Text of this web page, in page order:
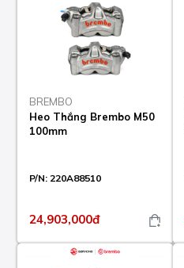
BREMBO
Heo Thắng Brembo M50
100mm
P/N: 220A88510
24,903,000đ